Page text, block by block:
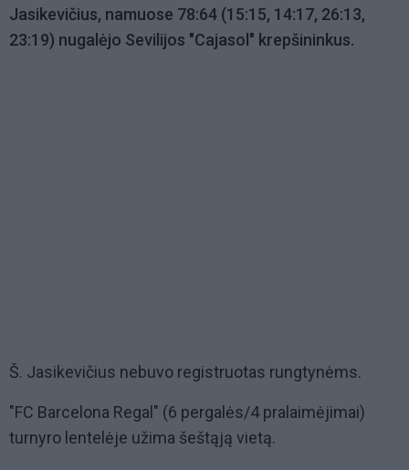
Jasikevičius, namuose 78:64 (15:15, 14:17, 26:13,
23:19) nugalėjo Sevilijos "Cajasol" krepšininkus.
Š. Jasikevičius nebuvo registruotas rungtynėms.
"FC Barcelona Regal" (6 pergalės/4 pralaimėjimai)
turnyro lentelėje užima šeštąją vietą.